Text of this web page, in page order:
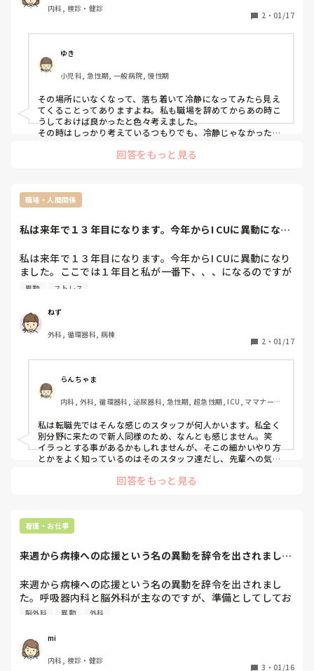
内科, 検診・健診
2 ・ 01/17
ゆき
小児科, 急性期, 一般病院, 慢性期
その場所にいなくなって、落ち着いて冷静になってみたら見え
てくることってありますよね。私も職場を辞めてからあの時こ
うしておけば良かったと色々考えました。
その時はしっかり考えているつもりでも、冷静じゃなかったり
新たな職場で頑張って下さい！
回答をもっと見る
職場・人間関係
私は来年で１３年目になります。今年からI CUに異動になり
私は来年で１３年目になります。今年からI CUに異動になり
ました。ここでは１年目と私が一番下、、、になるのですが
やはり自分より年下のスタッフや経験が下のスタッフにタメ
す、、、。私ってプライド高すぎでしょうか？
異動 ストレス
ねず
外科, 循環器科, 病棟
2 ・ 01/17
らんちゃま
内科, 外科, 循環器科, 泌尿器科, 急性期, 超急性期, ICU, ママナース,
私は転職先ではそんな感じのスタッフが何人かいます。私全く
別分野に来たので新人同様のため、なんとも感じません。笑
イラっとする事があるかもしれませんが、そこの細かいやり方
とかをよく知っているのはそのスタッフ達だし、先輩への気遣
回答をもっと見る
看護・お仕事
来週から病棟への応援という名の異動を辞令を出されまし
来週から病棟への応援という名の異動を辞令を出されまし
た。呼吸器内科と脳外科が主なのですが、準備としてしてお
くべきことはありますか。
脳外科 異動 外科
mi
内科, 検診・健診
3 ・ 01/16